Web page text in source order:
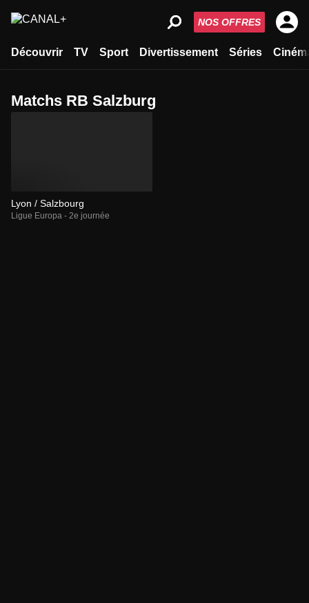
Découvrir TV Sport Divertissement Séries
NOS OFFRES
Matchs RB Salzburg
Lyon / Salzbourg
Ligue Europa - 2e journée